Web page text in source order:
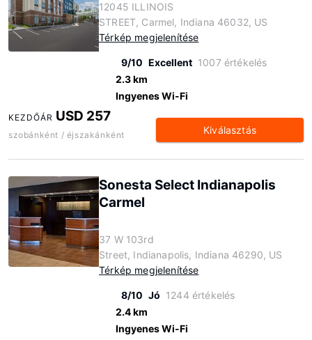
12045 ILLINOIS
STREET, Carmel, Indiana 46032, US
Térkép megjelenítése
9/10 Excellent 1007 értékelés
2.3 km
Ingyenes Wi-Fi
KEZDŐÁR USD 257
szobánként / éjszakánként Kiválasztás
Sonesta Select Indianapolis
Carmel
37 W 103rd
Street, Indianapolis, Indiana 46290, US
Térkép megjelenítése
8/10 Jó 1244 értékelés
2.4 km
Ingyenes Wi-Fi